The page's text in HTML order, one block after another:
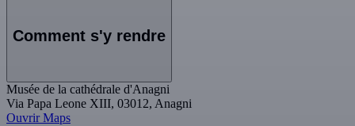
Comment s'y rendre
Musée de la cathédrale d'Anagni
Via Papa Leone XIII, 03012, Anagni
Ouvrir Maps